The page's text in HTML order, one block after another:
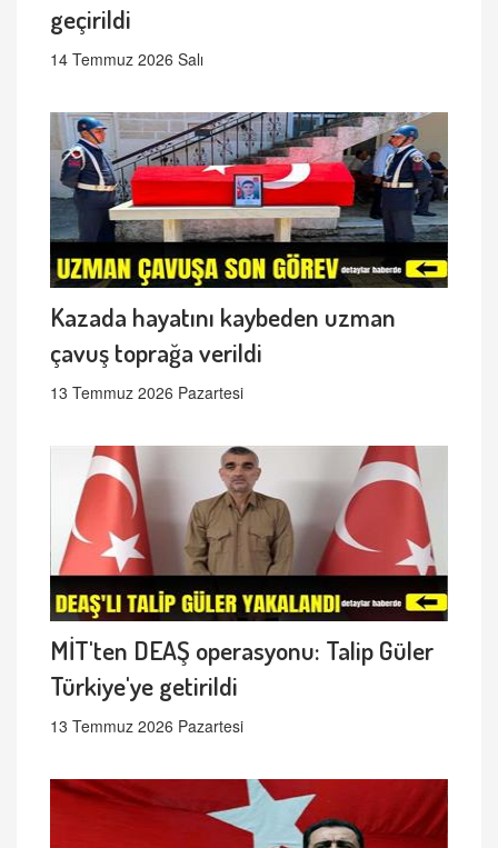
geçirildi
14 Temmuz 2026 Salı
Kazada hayatını kaybeden uzman
çavuş toprağa verildi
13 Temmuz 2026 Pazartesi
MİT'ten DEAŞ operasyonu: Talip Güler
Türkiye'ye getirildi
13 Temmuz 2026 Pazartesi